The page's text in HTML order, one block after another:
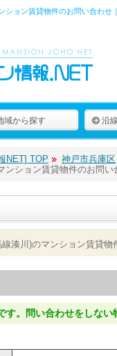
ション賃貸物件のお問い合わせ
域から探す 沿
NET] TOP 神戸市兵庫区
ンション賃貸物件のお問い
湊川)のマンション賃貸物
。問い合わせをしない